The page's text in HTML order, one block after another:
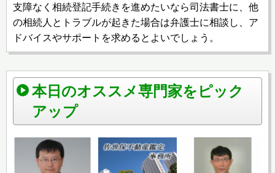
支障なく相続登記手続きを進めたいなら司法書士に、他
の相続人とトラブルが起きた場合は弁護士に相談し、ア
ドバイスやサポートを求めるとよいでしょう。
本日のオススメ専門家をピック
アップ